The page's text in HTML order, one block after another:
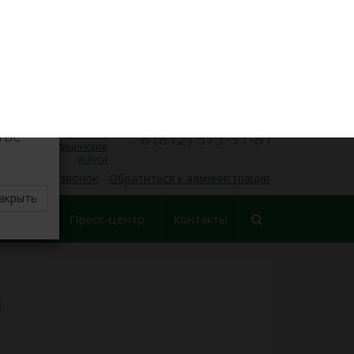
медицинские
услуги
8 (812) 573-91-81
обратный звонок Обратиться к администрации
Пресс-центр Контакты